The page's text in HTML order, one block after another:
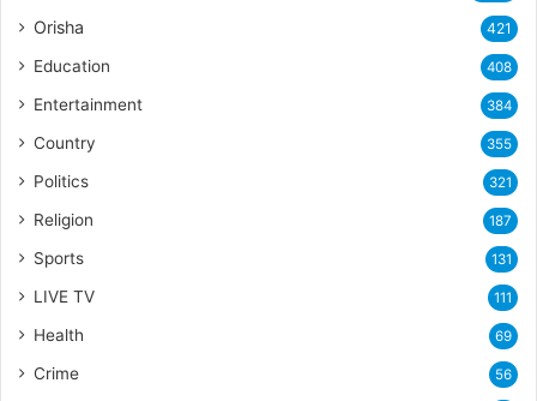
Orisha 421
Education 408
Entertainment 384
Country 355
Politics 321
Religion 187
Sports 131
LIVE TV 111
Health 69
Crime 56